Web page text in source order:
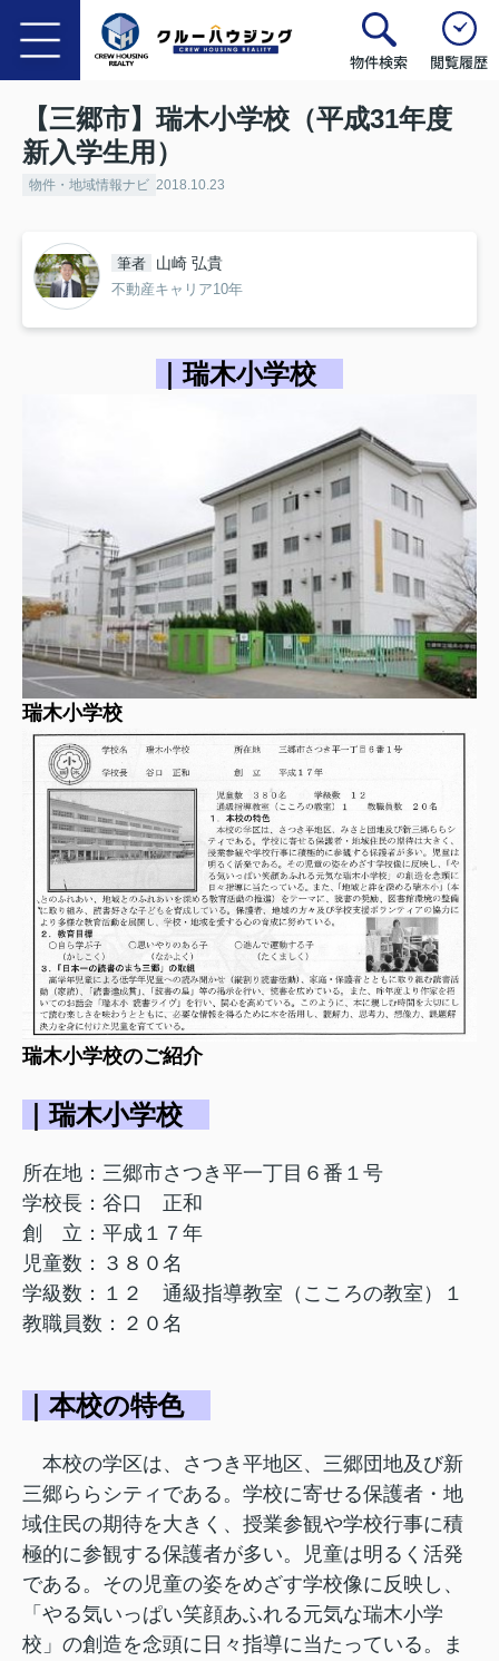
物件検索 閲覧履歴
【三郷市】瑞木小学校（平成31年度
新入学生用）
物件・地域情報ナビ 2018.10.23
筆者 山崎 弘貴
不動産キャリア10年
｜瑞木小学校
瑞木小学校
瑞木小学校のご紹介
｜瑞木小学校
所在地：三郷市さつき平一丁目６番１号
学校長：谷口 正和
創 立：平成１７年
児童数：３８０名
学級数：１２ 通級指導教室（こころの教室）１
教職員数：２０名
｜本校の特色
本校の学区は、さつき平地区、三郷団地及び新
三郷ららシティである。学校に寄せる保護者・地
域住民の期待を大きく、授業参観や学校行事に積
極的に参観する保護者が多い。児童は明るく活発
である。その児童の姿をめざす学校像に反映し、
「やる気いっぱい笑顔あふれる元気な瑞木小学
校」の創造を念頭に日々指導に当たっている。ま